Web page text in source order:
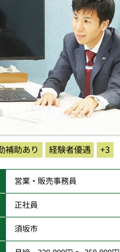
補助あり 経験者優遇 +3
営業・販売事務員
正社員
須坂市